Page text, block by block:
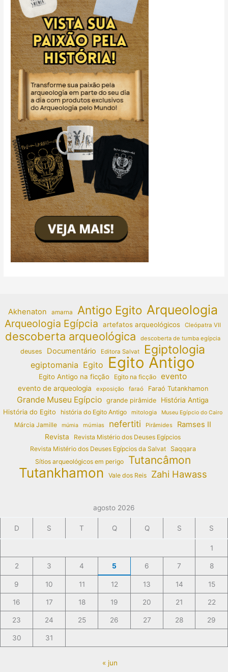
Akhenaton amarna Antigo Egito Arqueologia
Arqueologia Egípcia artefatos arqueológicos Cleópatra VII
descoberta arqueológica descoberta de tumba egípcia
deuses Documentário Editora Salvat Egiptologia
egiptomania Egito Egito Antigo
Egito Antigo na ficção Egito na ficção evento
evento de arqueologia exposição faraó Faraó Tutankhamon
Grande Museu Egípcio grande pirâmide
História Antiga
História do Egito
história do Egito Antigo mitologia Museu Egípcio do Cairo
Márcia Jamille múmia múmias nefertiti Pirâmides Ramses II
Revista
Revista Mistério dos Deuses Egípcios
Revista Mistério dos Deuses Egípcios da Salvat
Saqqara
Sítios arqueológicos em perigo
Tutancâmon
Tutankhamon Vale dos Reis Zahi Hawass
agosto 2026
D S T Q Q S S
1
2 3 4 5 6 7 8
9 10 11 12 13 14 15
16 17 18 19 20 21 22
23 24 25 26 27 28 29
30 31
« jun